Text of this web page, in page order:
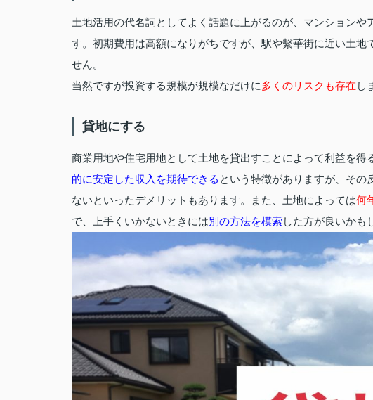
土地活用の代名詞としてよく話題に上がるのが、マンション
す。初期費用は高額になりがちですが、駅や繫華街に近い土
せん。
当然ですが投資する規模が規模なだけに多くのリスクも存在 し
貸地にする
商業用地や住宅用地として土地を貸出すことによって利益を
的に安定した収入を期待できる という特徴がありますが、その
ないといったデメリットもあります。また、土地によっては何
で、上手くいかないときには別の方法を模索した方が良いかも